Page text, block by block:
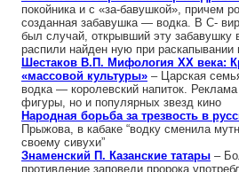
покойника и с «за-бавушкой», причем
созданная забавушка — водка. В С-
был случай, открывший эту забавушку
распили найден ную при раскапывании
Шестаков В.П. Мифология XX века:
«массовой культуры» – Царская
водка — королевский напиток.
фигуры, но и популярных звезд кино
Народная борьба за трезвость в
Прыжова, в кабаке “водку сменила
своему сивухи”
Знаменский П. Казанские татары –
противление заповеди пророка